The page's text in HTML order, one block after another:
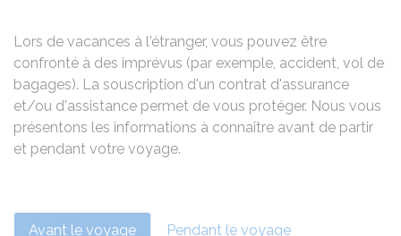
Lors de vacances à l'étranger, vous pouvez être
confronté à des imprévus (par exemple, accident, vol de
bagages). La souscription d'un contrat d'assurance
et/ou d'assistance permet de vous protéger. Nous vous
présentons les informations à connaître avant de partir
et pendant votre voyage.
Avant le voyage Pendant le voyage